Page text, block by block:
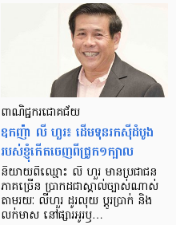
ពាណិជ្ជករជោគជ័យ
ឧកញ៉ា លី ហួរ៖ ដើមទុនរកស៊ីដំបូង
របស់ខ្ញុំកើតចេញពីជ្រូក១ក្បាល
និយាយ​ពី​ឈ្មោះ លី ហួរ មាន​ប្រជាជន​
ភាគ​ច្រើន ប្រាកដ​ជា​ស្គាល់​ច្បាស់​ណាស់
តាមរយៈ លីហួរ ដូរ​លុយ ប្តូរ​បា្រក់ និង​
លក់​មាស នៅ​ផ្សារ​អូរ​ឫ…